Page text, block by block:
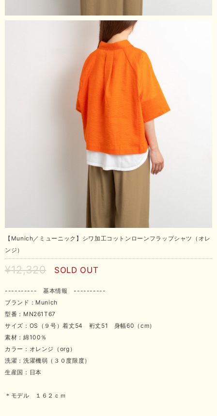
【Munich／ミューニック】シワ加工コットンローンフラップシャツ（オレ
ンジ）
¥12,320 SOLD OUT
---------- 基本情報 ----------
ブランド：Munich
型番：MN261T67
サイズ：OS（９号）着丈54 裄丈51 身幅60（cm）
素材：綿100％
カラー：オレンジ（org）
洗濯：洗濯機弱（３０度限度）
生産国：日本
＊モデル １６２ｃｍ